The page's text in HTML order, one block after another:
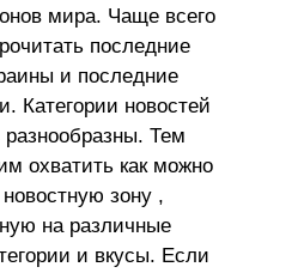
мира. Чаще всего
последние
и последние
Категории новостей
разнообразны. Тем
охватить как можно
зону ,
на различные
и вкусы. Если